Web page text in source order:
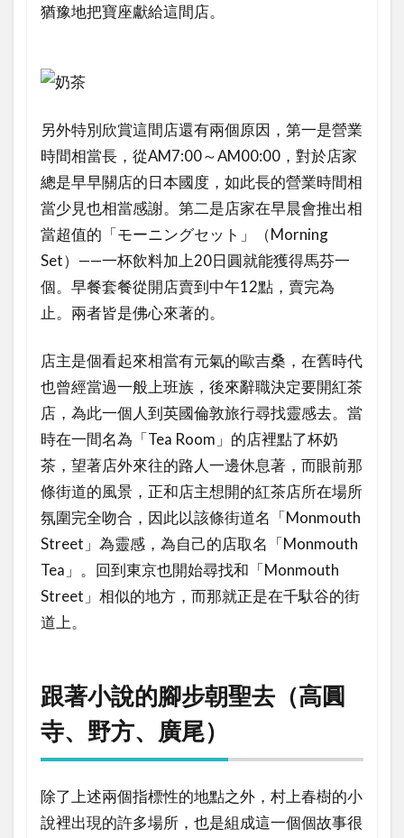
猶豫地把寶座獻給這間店。
另外特別欣賞這間店還有兩個原因，第一是營業
時間相當長，從AM7:00～AM00:00，對於店家
總是早早關店的日本國度，如此長的營業時間相
當少見也相當感謝。第二是店家在早晨會推出相
當超值的「モーニングセット」（Morning
Set）——一杯飲料加上20日圓就能獲得馬芬一
個。早餐套餐從開店賣到中午12點，賣完為
止。兩者皆是佛心來著的。
店主是個看起來相當有元氣的歐吉桑，在舊時代
也曾經當過一般上班族，後來辭職決定要開紅茶
店，為此一個人到英國倫敦旅行尋找靈感去。當
時在一間名為「Tea Room」的店裡點了杯奶
茶，望著店外來往的路人一邊休息著，而眼前那
條街道的風景，正和店主想開的紅茶店所在場所
氛圍完全吻合，因此以該條街道名「Monmouth
Street」為靈感，為自己的店取名「Monmouth
Tea」。回到東京也開始尋找和「Monmouth
Street」相似的地方，而那就正是在千馱谷的街
道上。
跟著小說的腳步朝聖去（高圓
寺、野方、廣尾）
除了上述兩個指標性的地點之外，村上春樹的小
說裡出現的許多場所，也是組成這一個個故事很